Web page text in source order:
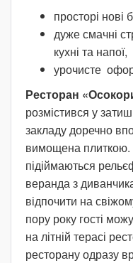
просторі нові
дуже смачні
кухні та напої,
урочисте
Ресторан
розмістився у
закладу доречно
вимощена плиткою.
підіймаються
веранда з
відпочити на
пору року гості
на літній терасі
ресторану одразу